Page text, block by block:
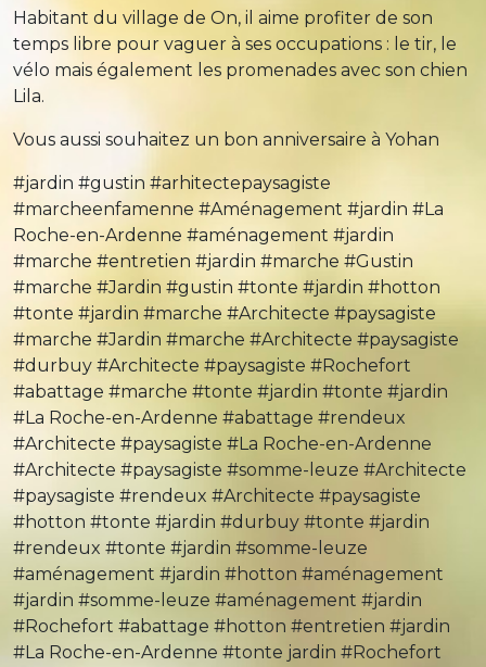
Habitant du village de On, il aime profiter de son
temps libre pour vaguer à ses occupations : le tir, le
vélo mais également les promenades avec son chien
Lila.
Vous aussi souhaitez un bon anniversaire à Yohan
#jardin #gustin #arhitectepaysagiste
#marcheenfamenne #Aménagement #jardin #La
Roche-en-Ardenne #aménagement #jardin
#marche #entretien #jardin #marche #Gustin
#marche #Jardin #gustin #tonte #jardin #hotton
#tonte #jardin #marche #Architecte #paysagiste
#marche #Jardin #marche #Architecte #paysagiste
#durbuy #Architecte #paysagiste #Rochefort
#abattage #marche #tonte #jardin #tonte #jardin
#La Roche-en-Ardenne #abattage #rendeux
#Architecte #paysagiste #La Roche-en-Ardenne
#Architecte #paysagiste #somme-leuze #Architecte
#paysagiste #rendeux #Architecte #paysagiste
#hotton #tonte #jardin #durbuy #tonte #jardin
#rendeux #tonte #jardin #somme-leuze
#aménagement #jardin #hotton #aménagement
#jardin #somme-leuze #aménagement #jardin
#Rochefort #abattage #hotton #entretien #jardin
#La Roche-en-Ardenne #tonte jardin #Rochefort